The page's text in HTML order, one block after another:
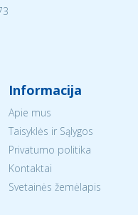
Informacija
Apie mus
Taisyklės ir Sąlygos
Privatumo politika
Kontaktai
Svetainės žemėlapis